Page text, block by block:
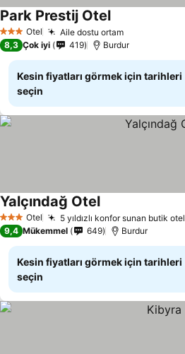
3 YıldızOtel Aile dostu ortam
Park Prestij Otel
8,3 Çok iyi 419 Burdur
Kesin fiyatları görmek için tarihleri
seçin
3 YıldızOtel 5 yıldızlı konfor sunan butik otel
Yalçındağ Otel
9,4 Mükemmel 649 Burdur
Kesin fiyatları görmek için tarihleri
seçin